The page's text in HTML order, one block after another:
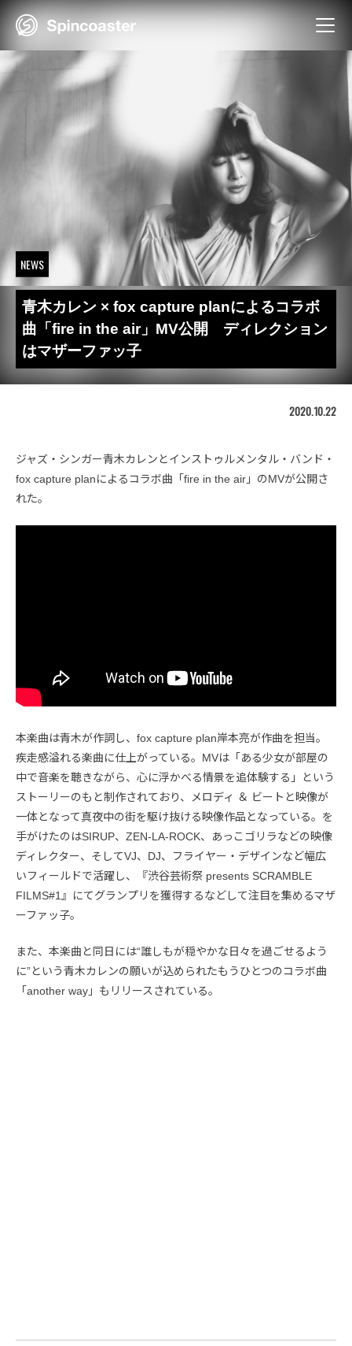
Skip
NEWS
青木カレン × fox capture planによるコラボ
曲「fire in the air」MV公開 ディレクション
はマザーファッ子
2020.10.22
ジャズ・シンガー青木カレンとインストゥルメンタル・バンド・
fox capture planによるコラボ曲「fire in the air」のMVが公開さ
れた。
本楽曲は青木が作詞し、fox capture plan岸本亮が作曲を担当。
疾走感溢れる楽曲に仕上がっている。MVは「ある少女が部屋の
中で音楽を聴きながら、心に浮かべる情景を追体験する」という
ストーリーのもと制作されており、メロディ ＆ ビートと映像が
一体となって真夜中の街を駆け抜ける映像作品となっている。を
手がけたのはSIRUP、ZEN-LA-ROCK、あっこゴリラなどの映像
ディレクター、そしてVJ、DJ、フライヤー・デザインなど幅広
いフィールドで活躍し、『渋谷芸術祭 presents SCRAMBLE
FILMS#1』にてグランプリを獲得するなどして注目を集めるマザ
ーファッ子。
また、本楽曲と同日には“誰しもが穏やかな日々を過ごせるよう
に”という青木カレンの願いが込められたもうひとつのコラボ曲
「another way」もリリースされている。